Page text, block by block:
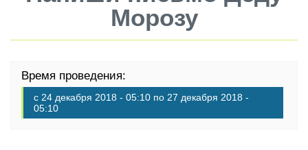
Морозу
Время проведения:
с 24 декабря 2018 - 05:10 по 27 декабря 2018 -
05:10